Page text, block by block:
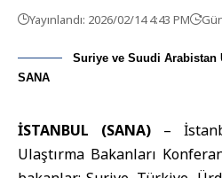
Yayınlandı: 2026/02/14 4:43 PM
Suriye ve Suudi Arabistan
SANA
İSTANBUL (SANA) –
Ulaştırma Bakanları